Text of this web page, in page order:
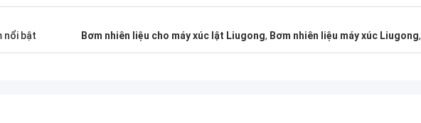
nổi bật Bơm nhiên liệu cho máy xúc lật Liugong, Bơm nhiên liệu máy xúc Liugong,